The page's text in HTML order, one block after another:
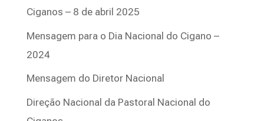
Ciganos – 8 de abril 2025
Mensagem para o Dia Nacional do Cigano –
2024
Mensagem do Diretor Nacional
Direção Nacional da Pastoral Nacional do